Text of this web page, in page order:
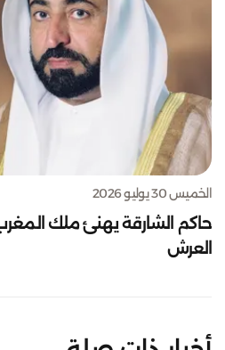
الخميس 30 يوليو 2026
حاكم الشارقة يهنئ ملك
العرش